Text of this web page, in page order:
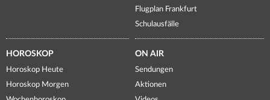
Flugplan Frankfurt
Schulausfälle
HOROSKOP
Horoskop Heute
Horoskop Morgen
ON AIR
Sendungen
Aktionen